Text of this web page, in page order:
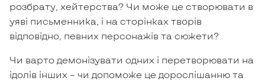
розбрату, хейтерства? Чи може це створювати в
уяві письменника, і на сторінках творів
відповідно, певних персонажів та сюжети?
Чи варто демонізувати одних і перетворювати на
ідолів інших – чи допоможе це дорослішанню та